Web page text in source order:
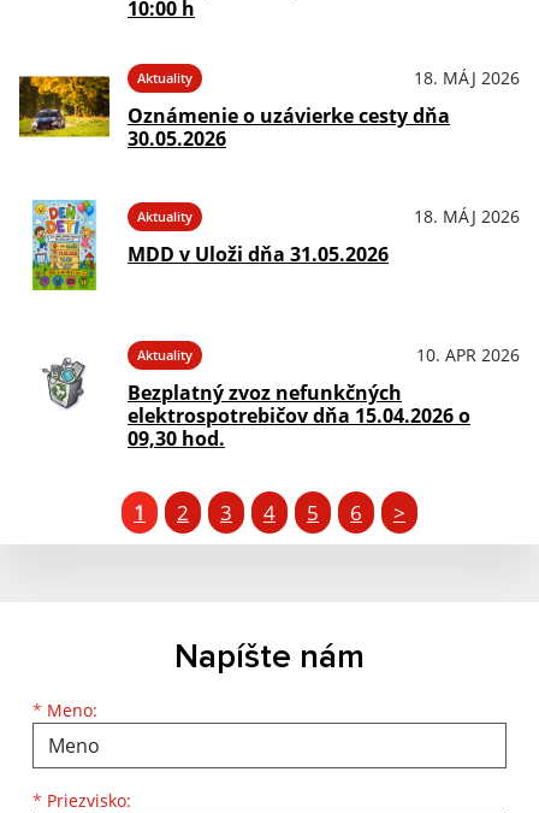
10:00 h
Aktuality 18. MÁJ 2026
Oznámenie o uzávierke cesty dňa
30.05.2026
Aktuality 18. MÁJ 2026
MDD v Uloži dňa 31.05.2026
Aktuality 10. APR 2026
Bezplatný zvoz nefunkčných
elektrospotrebičov dňa 15.04.2026 o
09,30 hod.
1 2 3 4 5 6 >
Napíšte nám
* Meno:
Meno
* Priezvisko:
Priezvisko
E-mailová adresa